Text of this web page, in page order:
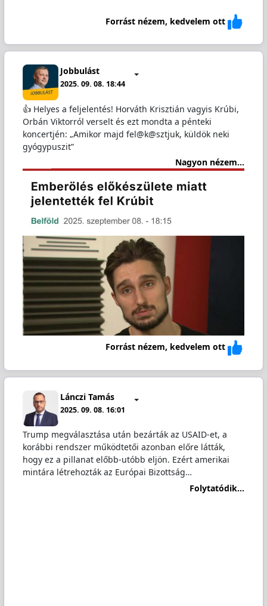
Forrást nézem, kedvelem ott
Jobbulást
2025. 09. 08. 18:44
👍 Helyes a feljelentés! Horváth Krisztián vagyis Krúbi,
Orbán Viktorról verselt és ezt mondta a pénteki
koncertjén: „Amikor majd fel@k@sztjuk, küldök neki
gyógypuszit”
Nagyon nézem...
Forrást nézem, kedvelem ott
Lánczi Tamás
2025. 09. 08. 16:01
Trump megválasztása után bezárták az USAID-et, a
korábbi rendszer működtetői azonban előre látták,
hogy ez a pillanat előbb-utóbb eljön. Ezért amerikai
mintára létrehozták az Európai Bizottság…
Folytatódik...